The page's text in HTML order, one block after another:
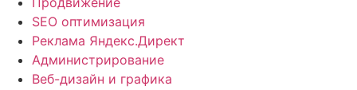
SEO оптимизация
Реклама Яндекс.Директ
Администрирование
Веб-дизайн и графика